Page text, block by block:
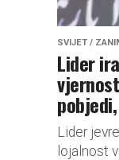
SVIJET /
Lider
Lider
lojalnost